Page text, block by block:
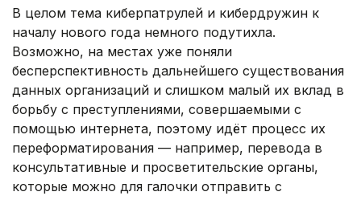
В целом тема киберпатрулей и кибердружин к
началу нового года немного подутихла.
Возможно, на местах уже поняли
бесперспективность дальнейшего существования
данных организаций и слишком малый их вклад в
борьбу с преступлениями, совершаемыми с
помощью интернета, поэтому идёт процесс их
переформатирования — например, перевода в
консультативные и просветительские органы,
которые можно для галочки отправить с